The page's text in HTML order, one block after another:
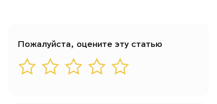
Пожалуйста, оцените эту статью